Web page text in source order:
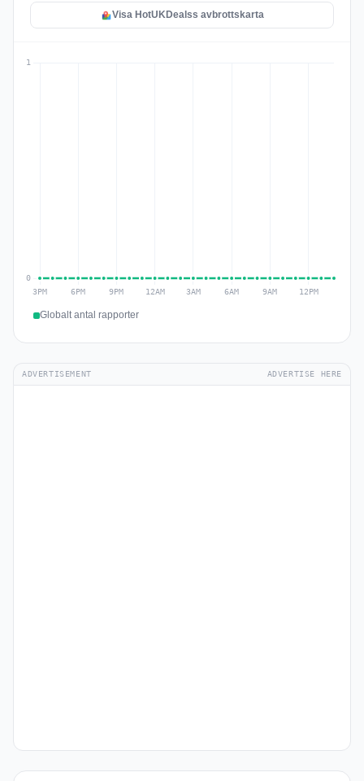
Visa HotUKDealss avbrottskarta
Globalt antal rapporter
ADVERTISEMENT ADVERTISE HERE